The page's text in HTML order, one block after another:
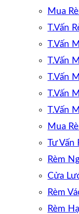
Mua
T.Vấn
T.Vấn
T.Vấn
T.Vấn
T.Vấn
T.Vấn
Mua
Tư Vấn
Rèm
Cửa
Rèm
Rèm